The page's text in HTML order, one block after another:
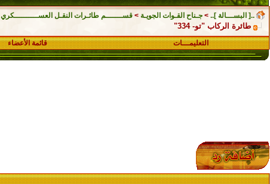
..[ البســـالة ].. > جـناح القـوات الجويـة > قســـــــم طائـرات النقـل العســــــــــكري
طائرة الركاب "تو- 334"
التعليمـــات قائمة الأعضاء